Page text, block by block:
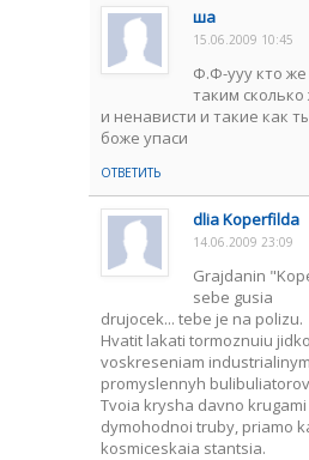
ша
15.06.2009 10:45
Ф.Ф-ууу кто
таким
и ненависти и такие как
боже упаси
ОТВЕТИТЬ
dlia Koperfilda
14.06.2009 23:09
Grajdanin
sebe gusia
drujocek... tebe je na polizu.
Hvatit lakati tormoznuiu
voskreseniam
promyslennyh
Tvoia krysha davno
dymohodnoi truby, priamo
kosmiceskaia stantsia.